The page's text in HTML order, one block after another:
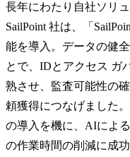
長年にわたり自社ソリ
SailPoint 社は、「
能を導入。データの健
とで、IDとアクセス ガ
熟させ、監査可能性の
頼獲得につなげました。
の導入を機に、AIによ
の作業時間の削減に成功